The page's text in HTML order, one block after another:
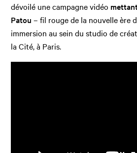
dévoilé une campagne vidéo
Patou – fil rouge de la nouvelle ère
immersion au sein du studio de
la Cité, à Paris.